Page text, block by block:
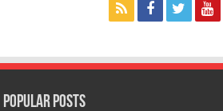
Popular Posts